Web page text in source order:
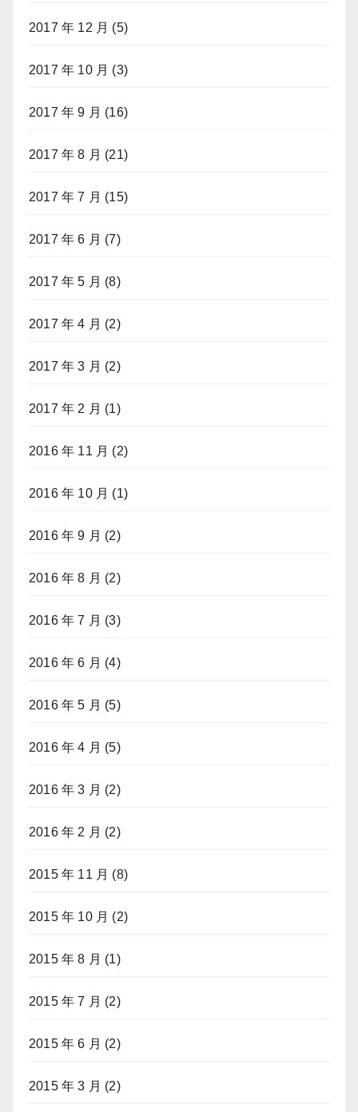
2017 年 12 月 (5)
2017 年 10 月 (3)
2017 年 9 月 (16)
2017 年 8 月 (21)
2017 年 7 月 (15)
2017 年 6 月 (7)
2017 年 5 月 (8)
2017 年 4 月 (2)
2017 年 3 月 (2)
2017 年 2 月 (1)
2016 年 11 月 (2)
2016 年 10 月 (1)
2016 年 9 月 (2)
2016 年 8 月 (2)
2016 年 7 月 (3)
2016 年 6 月 (4)
2016 年 5 月 (5)
2016 年 4 月 (5)
2016 年 3 月 (2)
2016 年 2 月 (2)
2015 年 11 月 (8)
2015 年 10 月 (2)
2015 年 8 月 (1)
2015 年 7 月 (2)
2015 年 6 月 (2)
2015 年 3 月 (2)